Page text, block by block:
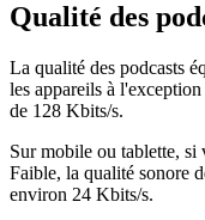
Qualité des
La qualité des podcasts
les appareils à
de 128 Kbits/s.
Sur mobile ou tablette, si
Faible, la qualité sonore
environ 24 Kbits/s.